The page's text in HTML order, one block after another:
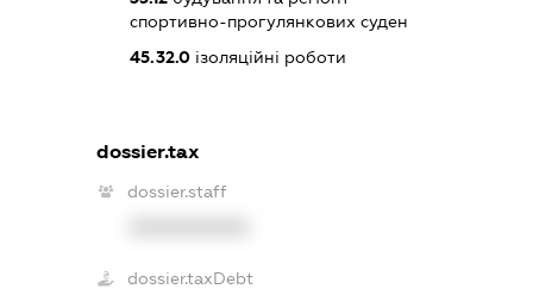
спортивно-прогулянкових суден
45.32.0ізоляційні роботи
dossier.tax
dossier.staff
dossier.taxDebt